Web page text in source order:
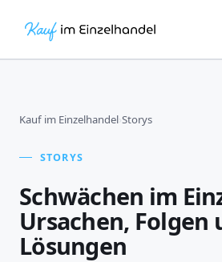
Kauf im Einzelhandel›Storys
STORYS
Schwächen im
Ursachen, Folgen
Lösungen